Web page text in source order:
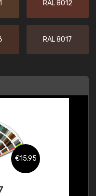
RAL 8012
RAL 8017
€15,95